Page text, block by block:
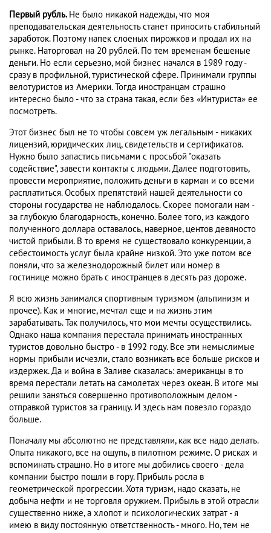
Первый рубль. Не было никакой надежды, что моя
преподавательская деятельность станет приносить стабильный
заработок. Поэтому напек слоеных пирожков и продал их на
рынке. Наторговал на 20 рублей. По тем временам бешеные
деньги. Но если серьезно, мой бизнес начался в 1989 году -
сразу в профильной, туристической сфере. Принимали группы
велотуристов из Америки. Тогда иностранцам страшно
интересно было - что за страна такая, если без «Интуриста» ее
посмотреть.
Этот бизнес был не то чтобы совсем уж легальным - никаких
лицензий, юридических лиц, свидетельств и сертификатов.
Нужно было запастись письмами с просьбой "оказать
содействие", завести контакты с людьми. Далее подготовить,
провести мероприятие, положить деньги в карман и со всеми
расплатиться. Особых препятствий нашей деятельности со
стороны государства не наблюдалось. Скорее помогали нам -
за глубокую благодарность, конечно. Более того, из каждого
полученного доллара оставалось, наверное, центов девяносто
чистой прибыли. В то время не существовало конкуренции, а
себестоимость услуг была крайне низкой. Это уже потом все
поняли, что за железнодорожный билет или номер в
гостинице можно брать с иностранцев в десять раз дороже.
Я всю жизнь занимался спортивным туризмом (альпинизм и
прочее). Как и многие, мечтал еще и на жизнь этим
зарабатывать. Так получилось, что мои мечты осуществились.
Однако наша компания перестала принимать иностранных
туристов довольно быстро - в 1992 году. Все эти немыслимые
нормы прибыли исчезли, стало возникать все больше рисков и
издержек. Да и война в Заливе сказалась: американцы в то
время перестали летать на самолетах через океан. В итоге мы
решили заняться совершенно противоположным делом -
отправкой туристов за границу. И здесь нам повезло гораздо
больше.
Поначалу мы абсолютно не представляли, как все надо делать.
Опыта никакого, все на ощупь, в пилотном режиме. О рисках и
вспоминать страшно. Но в итоге мы добились своего - дела
компании быстро пошли в гору. Прибыль росла в
геометрической прогрессии. Хотя туризм, надо сказать, не
добыча нефти и не торговля оружием. Прибыль в этой отрасли
существенно ниже, а хлопот и психологических затрат - я
имею в виду постоянную ответственность - много. Но, тем не